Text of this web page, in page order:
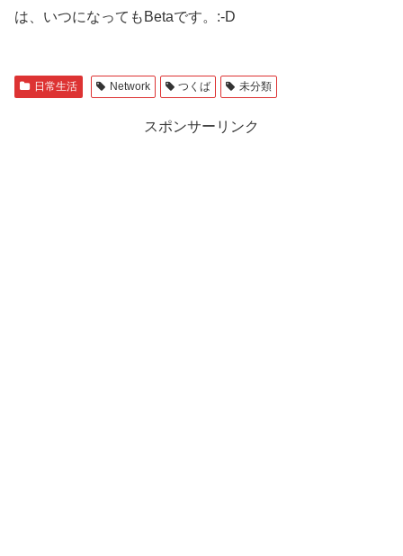
は、いつになってもBetaです。:-D
日常生活 Network つくば 未分類
スポンサーリンク